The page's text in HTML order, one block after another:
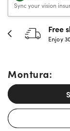
Sync your vision
30-
Full
Montura: